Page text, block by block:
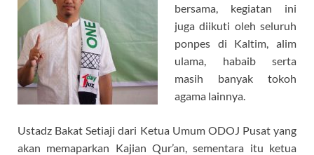
bersama, kegiatan ini
juga diikuti oleh seluruh
ponpes di Kaltim, alim
ulama, habaib serta
masih banyak tokoh
agama lainnya.
Ustadz Bakat Setiaji dari Ketua Umum ODOJ Pusat yang
akan memaparkan Kajian Qur’an, sementara itu ketua